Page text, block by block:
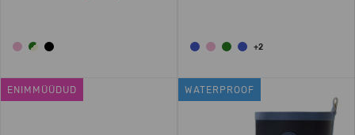
+2
ENIMMÜÜDUD WATERPROOF